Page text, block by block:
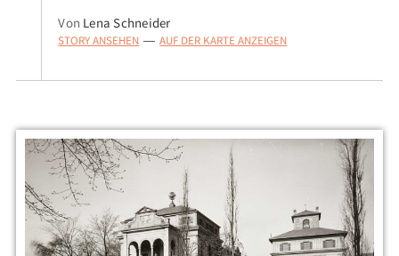
Von Lena Schneider
STORY ANSEHEN — AUF DER KARTE ANZEIGEN